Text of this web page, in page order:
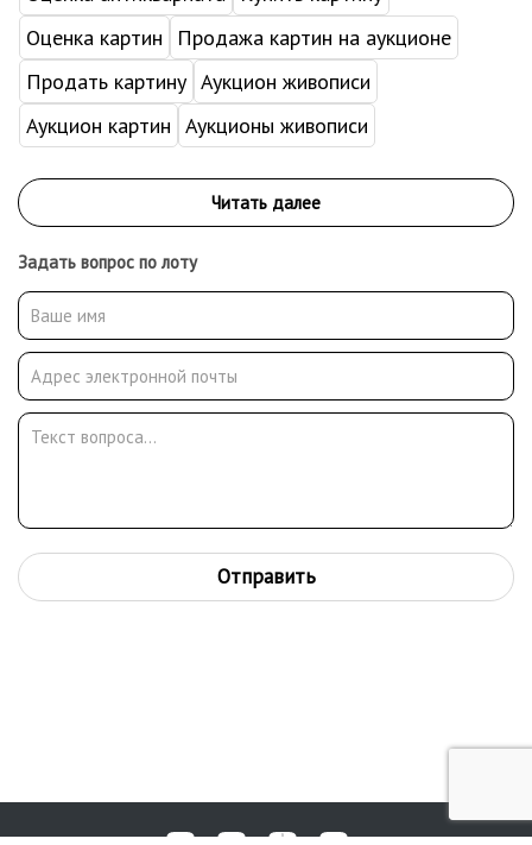
Оценка картин
Продажа картин на аукционе
Продать картину Аукцион живописи
Аукцион картин Аукционы живописи
Задать вопрос по лоту
Отправить